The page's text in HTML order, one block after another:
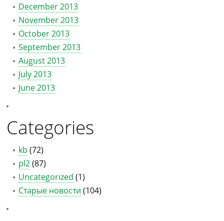
December 2013
November 2013
October 2013
September 2013
August 2013
July 2013
June 2013
Categories
kb (72)
pl2(87)
Uncategorized (1)
Старые новости (104)